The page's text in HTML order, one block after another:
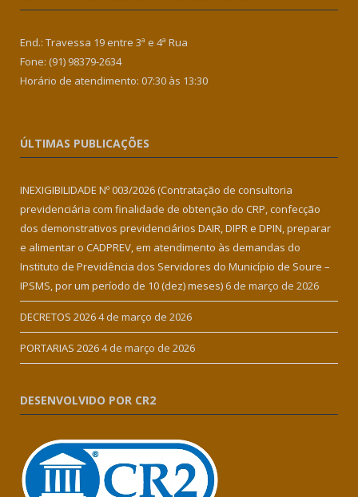
End.: Travessa 19 entre 3ª e 4ª Rua
Fone: (91) 98379-2634
Horário de atendimento: 07:30 às 13:30
ÚLTIMAS PUBLICAÇÕES
INEXIGIBILIDADE Nº 003/2026 (Contratação de consultoria
previdenciária com finalidade de obtenção do CRP, confecção
dos demonstrativos previdenciários DAIR, DIPR e DPIN, preparar
e alimentar o CADPREV, em atendimento às demandas do
Instituto de Previdência dos Servidores do Município de Soure –
IPSMS, por um período de 10 (dez) meses) 6 de março de 2026
DECRETOS 20264 de março de 2026
PORTARIAS 20264 de março de 2026
DESENVOLVIDO POR CR2